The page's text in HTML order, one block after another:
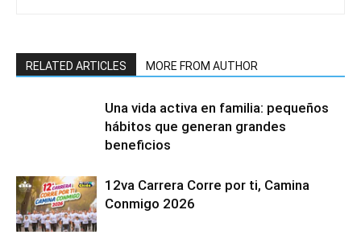
RELATED ARTICLES MORE FROM AUTHOR
Una vida activa en familia: pequeños
hábitos que generan grandes
beneficios
12va Carrera Corre por ti, Camina
Conmigo 2026